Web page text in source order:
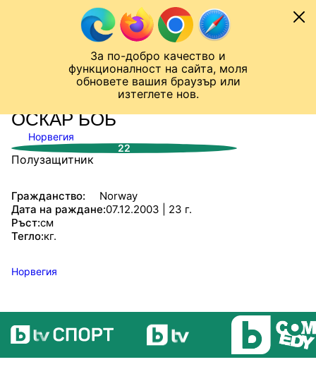
За по-добро качество и
функционалност на сайта, моля
обновете вашия браузър или
изтеглете нов.
Към съдържанието
Лига на Конференциите
СТАТИСТИКИ
ОСКАР БОБ
Норвегия
22
Полузащитник
Гражданство:
Norway
Дата на раждане:07.12.2003 | 23 г.
Ръст:см
Тегло:кг.
Норвегия